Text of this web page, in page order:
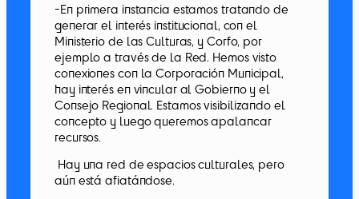
-En primera instancia estamos tratando de
generar el interés institucional, con el
Ministerio de las Culturas, y Corfo, por
ejemplo a través de la Red. Hemos visto
conexiones con la Corporación Municipal,
hay interés en vincular al Gobierno y el
Consejo Regional. Estamos visibilizando el
concepto y luego queremos apalancar
recursos.
Hay una red de espacios culturales, pero
aún está afiatándose.